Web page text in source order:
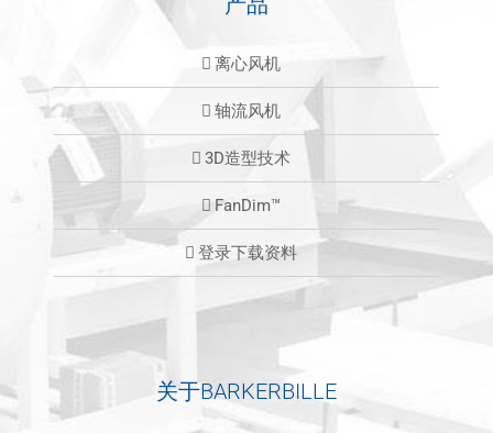
离心风机
轴流风机
3D造型技术
FanDim™
登录下载资料
关于BARKERBILLE